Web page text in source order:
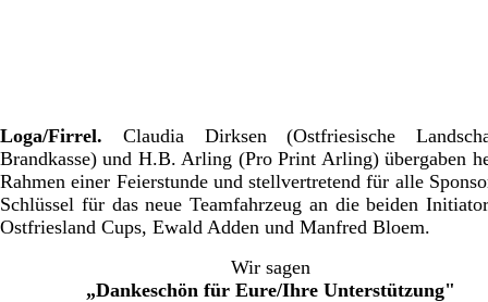
Loga/Firrel. Claudia Dirksen (Ostfriesische
Brandkasse) und H.B. Arling (Pro Print Arling) übergaben
Rahmen einer Feierstunde und stellvertretend für alle
Schlüssel für das neue Teamfahrzeug an die beiden
Ostfriesland Cups, Ewald Adden und Manfred Bloem.
Wir sagen
„Dankeschön für Eure/Ihre Unterstützung"